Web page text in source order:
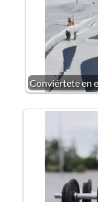
Conviértete en